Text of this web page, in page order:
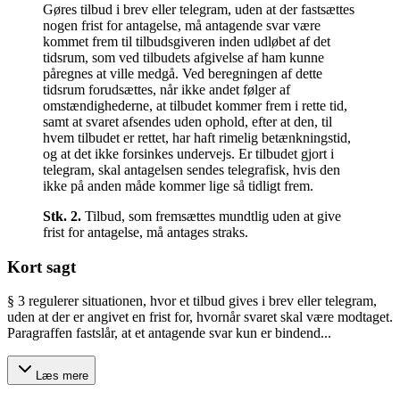
Gøres tilbud i brev eller telegram, uden at der fastsættes
nogen frist for antagelse, må antagende svar være
kommet frem til tilbudsgiveren inden udløbet af det
tidsrum, som ved tilbudets afgivelse af ham kunne
påregnes at ville medgå. Ved beregningen af dette
tidsrum forudsættes, når ikke andet følger af
omstændighederne, at tilbudet kommer frem i rette tid,
samt at svaret afsendes uden ophold, efter at den, til
hvem tilbudet er rettet, har haft rimelig betænkningstid,
og at det ikke forsinkes undervejs. Er tilbudet gjort i
telegram, skal antagelsen sendes telegrafisk, hvis den
ikke på anden måde kommer lige så tidligt frem.
Stk. 2. Tilbud, som fremsættes mundtlig uden at give
frist for antagelse, må antages straks.
Kort sagt
§ 3 regulerer situationen, hvor et tilbud gives i brev eller telegram,
uden at der er angivet en frist for, hvornår svaret skal være modtaget.
Paragraffen fastslår, at et antagende svar kun er bindend...
Læs mere